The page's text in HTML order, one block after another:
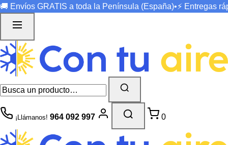
🚚 Envíos GRATIS a toda la Península (España)•⚡ Entregas
¡Llámanos! 964 092 997 0